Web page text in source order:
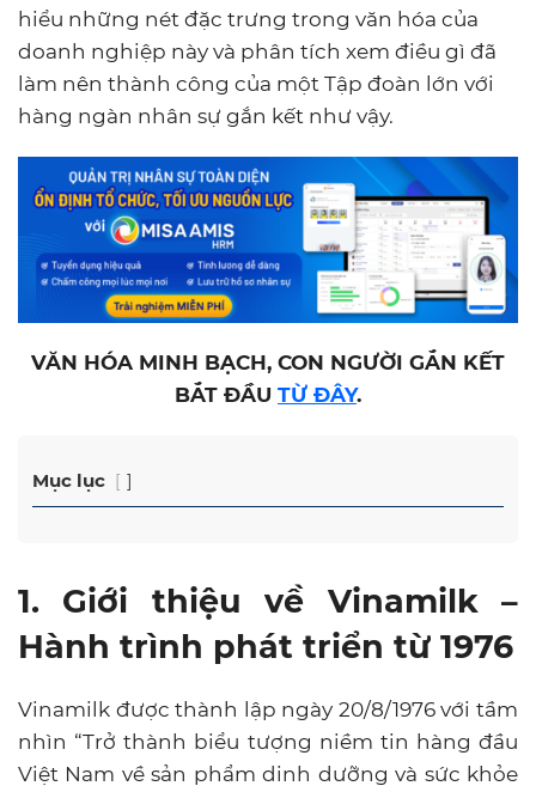
hiểu những nét đặc trưng trong văn hóa của
doanh nghiệp này và phân tích xem điều gì đã
làm nên thành công của một Tập đoàn lớn với
hàng ngàn nhân sự gắn kết như vậy.
VĂN HÓA MINH BẠCH, CON NGƯỜI GẮN KẾT
BẮT ĐẦU TỪ ĐÂY.
Mục lục
1. Giới thiệu về Vinamilk –
Hành trình phát triển từ 1976
Vinamilk được thành lập ngày 20/8/1976 với tầm
nhìn “Trở thành biểu tượng niềm tin hàng đầu
Việt Nam về sản phẩm dinh dưỡng và sức khỏe